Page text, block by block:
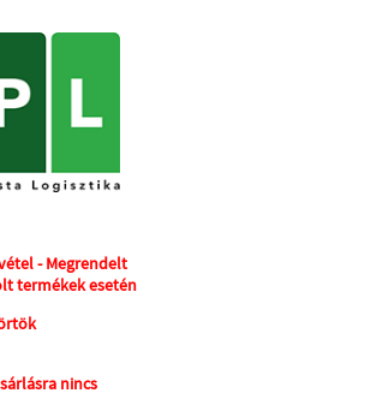
- Megrendelt
termékek esetén
nincs